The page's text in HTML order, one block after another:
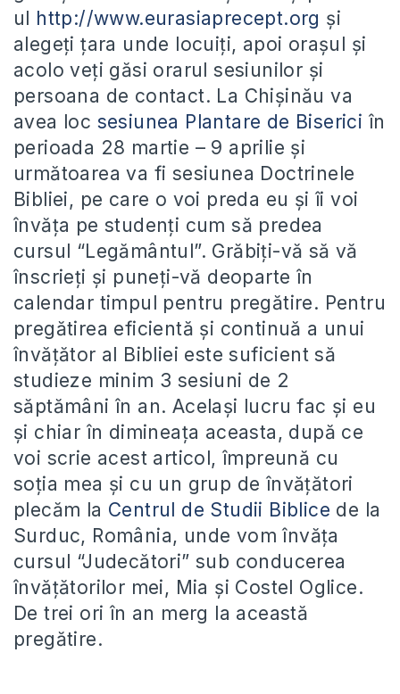
ul http://www.eurasiaprecept.org și
alegeți țara unde locuiți, apoi orașul și
acolo veți găsi orarul sesiunilor și
persoana de contact. La Chișinău va
avea loc sesiunea Plantare de Biserici în
perioada 28 martie – 9 aprilie și
următoarea va fi sesiunea Doctrinele
Bibliei, pe care o voi preda eu și îi voi
învăța pe studenți cum să predea
cursul “Legământul”. Grăbiți-vă să vă
înscrieți și puneți-vă deoparte în
calendar timpul pentru pregătire. Pentru
pregătirea eficientă și continuă a unui
învățător al Bibliei este suficient să
studieze minim 3 sesiuni de 2
săptămâni în an. Același lucru fac și eu
și chiar în dimineața aceasta, după ce
voi scrie acest articol, împreună cu
soția mea și cu un grup de învățători
plecăm la Centrul de Studii Biblice de la
Surduc, România, unde vom învăța
cursul “Judecători” sub conducerea
învățătorilor mei, Mia și Costel Oglice.
De trei ori în an merg la această
pregătire.